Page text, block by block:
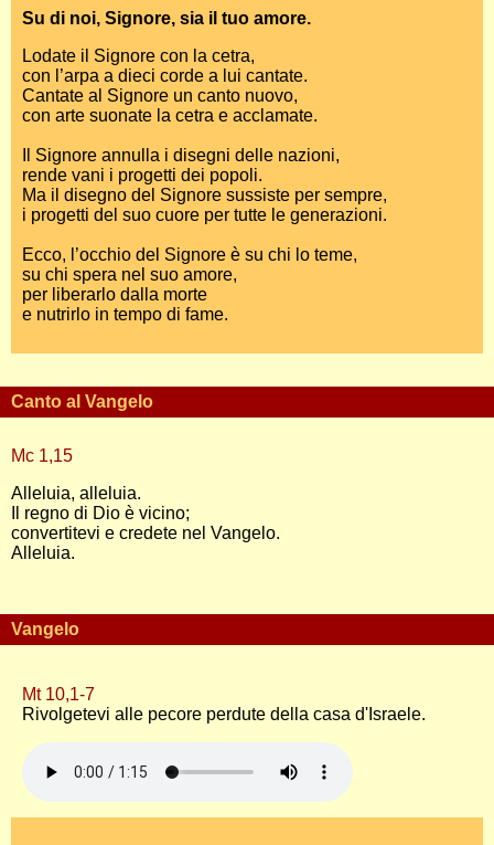
Su di noi, Signore, sia il tuo amore.
Lodate il Signore con la cetra,
con l’arpa a dieci corde a lui cantate.
Cantate al Signore un canto nuovo,
con arte suonate la cetra e acclamate.
Il Signore annulla i disegni delle nazioni,
rende vani i progetti dei popoli.
Ma il disegno del Signore sussiste per sempre,
i progetti del suo cuore per tutte le generazioni.
Ecco, l’occhio del Signore è su chi lo teme,
su chi spera nel suo amore,
per liberarlo dalla morte
e nutrirlo in tempo di fame.
Canto al Vangelo
Mc 1,15
Alleluia, alleluia.
Il regno di Dio è vicino;
convertitevi e credete nel Vangelo.
Alleluia.
Vangelo
Mt 10,1-7
Rivolgetevi alle pecore perdute della casa d'Israele.